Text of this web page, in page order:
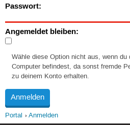
Passwort:
Angemeldet bleiben:
Wähle diese Option nicht aus, wenn
Computer befindest, da sonst fremde
zu deinem Konto erhalten.
Portal Anmelden